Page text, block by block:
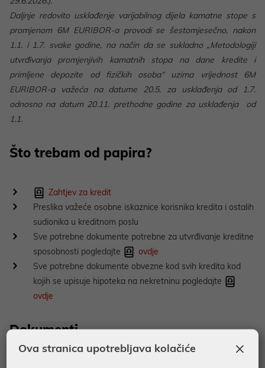
Daljnje redovito usklađenje varijabilnog dijela kamatne stope s
promjenom 6M EURIBOR-a provodi se šestomjesečno, nakon
1.1. i 1.7. svake godine, na način da se sukladno „Metodologiji
utvrđivanja promjenjivih kamatnih stopa na dane kredite i
primljene depozite od fizičkih osoba“ uzima vrijednost 6M
EURIBOR-a važeća na datume 20.5. za usklađenja od 1.7.
odnosno na datum 20.11. prethodne godine za usklađenja od
1.1.
Što trebam od papira?
Zahtjev za kredit
Preslika važeće osobne iskaznice korisnika kredita i ostalih
sudionika u kreditnom poslu
Sve potrebne dokumente potrebne za utvrđivanje kreditne
sposobnosti pogledajte
ovdje
Sve potrebne dokumente obvezne kod svih kredita kod
kojih se upisuje hipoteka na nekretninu pogledajte
ovdje
Dokumenti
×
Ova stranica upotrebljava kolačiće